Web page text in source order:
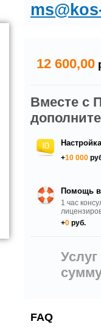
12 600,00
Вместе с
+10 000
Помощь в
1 час
+0 руб.
FAQ